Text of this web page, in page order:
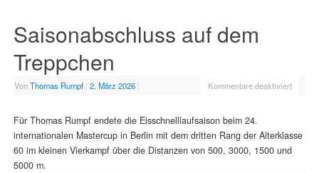
Saisonabschluss auf dem
Treppchen
VonThomas Rumpf | 2. März 2026 | Kommentare deaktiviert
Für Thomas Rumpf endete die Eisschnelllaufsaison beim 24.
internationalen Mastercup in Berlin mit dem dritten Rang der Alterklasse
60 im kleinen Vierkampf über die Distanzen von 500, 3000, 1500 und
5000 m.